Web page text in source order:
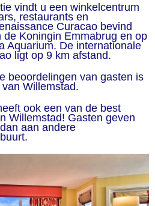
vindt u een winkelcentrum
restaurants en
Curacao bevind
Koningin Emmabrug en op
Aquarium. De internationale
ligt op 9 km afstand.
beoordelingen van gasten is
Willemstad.
ook een van de best
Willemstad! Gasten geven
aan andere